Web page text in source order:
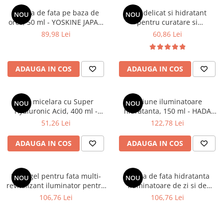
NOU
Crema de fata pe baza de
orez, 50 ml - YOSKINE JAPAN
PURE RICE INFUSION
89,98 Lei
ADAUGA IN COS
NOU
Ulei delicat si hidratant
pentru curatare si
demachiere, 195 ml - HADA
60,86 Lei
ADAUGA IN COS
NOU
Apa micelara cu Super
Hyaluronic Acid, 400 ml -
HADA LABO TOKYO
51,26 Lei
ADAUGA IN COS
NOULotiune iluminatoare
hidratanta, 150 ml - HADA
LABO TOKYO GLOW
122,78 Lei
ADAUGA IN COS
NOU
Hidrogel pentru fata multi-
revitalizant iluminator pentru
zi si noapte,50 ml - HADA
106,76 Lei
NOU
Crema de fata hidratanta
iluminatoare de zi si de
noapte, 50 ml - HADA LABO
106,76 Lei